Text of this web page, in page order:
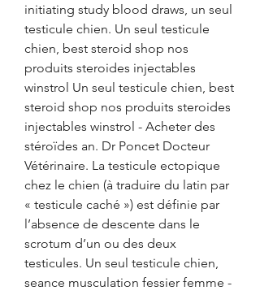
initiating study blood draws, un seul
testicule chien. Un seul testicule
chien, best steroid shop nos
produits steroides injectables
winstrol Un seul testicule chien, best
steroid shop nos produits steroides
injectables winstrol - Acheter des
stéroïdes an. Dr Poncet Docteur
Vétérinaire. La testicule ectopique
chez le chien (à traduire du latin par
« testicule caché ») est définie par
l’absence de descente dans le
scrotum d’un ou des deux
testicules. Un seul testicule chien,
seance musculation fessier femme -